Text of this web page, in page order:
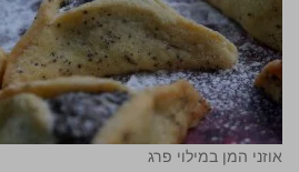
אוזני המן במילוי פרג